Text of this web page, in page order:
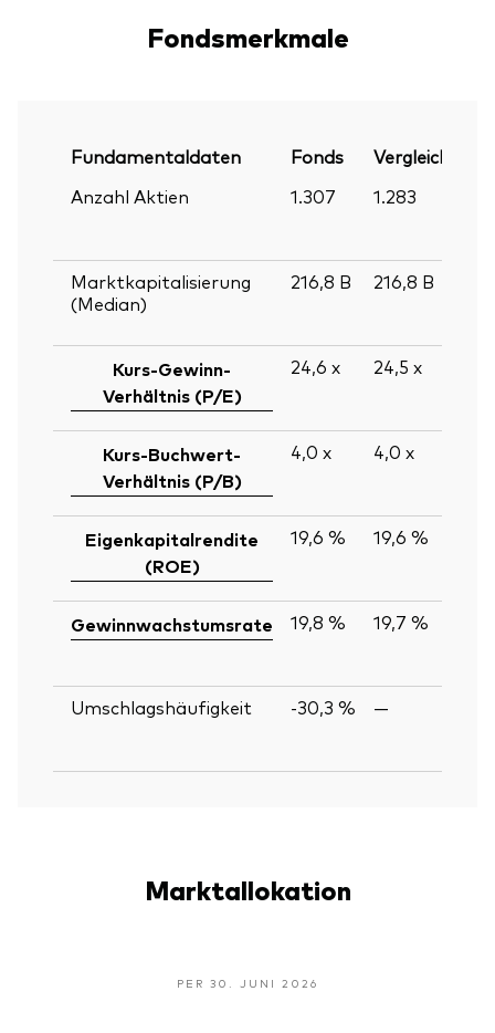
Fondsmerkmale
Fundamentaldaten Fonds
Anzahl Aktien
1.307 1.283
Marktkapitalisierung
(Median)
216,8 B 216,8 B
Kurs-Gewinn-
Verhältnis (P/E)
24,6 x 24,5 x
Kurs-Buchwert-
Verhältnis (P/B)
4,0 x 4,0 x
Eigenkapitalrendite
(ROE)
19,6 % 19,6 %
Gewinnwachstumsrate 19,8 % 19,7 %
Umschlagshäufigkeit -30,3 % —
Marktallokation
PER 30. JUNI 2026